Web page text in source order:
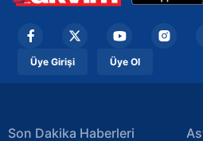
Üye Girişi Üye Ol
Son Dakika Haberleri